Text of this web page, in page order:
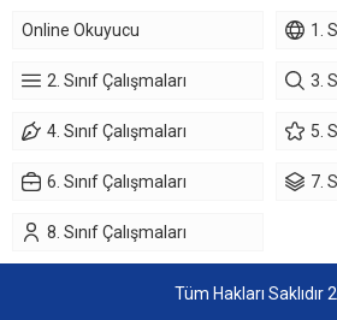
Online Okuyucu 1.
2. Sınıf Çalışmaları 3.
4. Sınıf Çalışmaları 5.
6. Sınıf Çalışmaları 7.
8. Sınıf Çalışmaları
Tüm Hakları Saklıdır